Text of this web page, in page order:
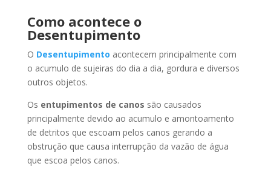
Como acontece o
Desentupimento
O Desentupimento acontecem principalmente com
o acumulo de sujeiras do dia a dia, gordura e diversos
outros objetos.
Os entupimentos de canos são causados
principalmente devido ao acumulo e amontoamento
de detritos que escoam pelos canos gerando a
obstrução que causa interrupção da vazão de água
que escoa pelos canos.